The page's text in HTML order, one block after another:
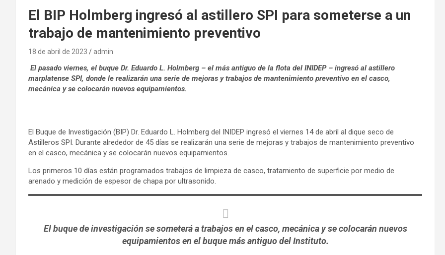
El BIP Holmberg ingresó al astillero SPI para someterse a un
trabajo de mantenimiento preventivo
18 de abril de 2023 admin
El pasado viernes, el buque Dr. Eduardo L. Holmberg – el más antiguo de la flota del INIDEP – ingresó al astillero
marplatense SPI, donde le realizarán una serie de mejoras y trabajos de mantenimiento preventivo en el casco,
mecánica y se colocarán nuevos equipamientos.
El Buque de Investigación (BIP) Dr. Eduardo L. Holmberg del INIDEP ingresó el viernes 14 de abril al dique seco de
Astilleros SPI. Durante alrededor de 45 días se realizarán una serie de mejoras y trabajos de mantenimiento preventivo
en el casco, mecánica y se colocarán nuevos equipamientos.
Los primeros 10 días están programados trabajos de limpieza de casco, tratamiento de superficie por medio de
arenado y medición de espesor de chapa por ultrasonido.
El buque de investigación se someterá a trabajos en el casco, mecánica y se colocarán nuevos
equipamientos en el buque más antiguo del Instituto.